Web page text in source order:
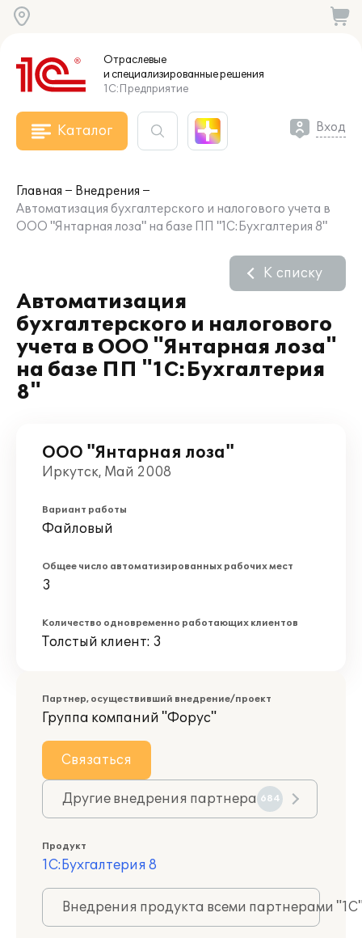
Отраслевые
и специализированныерешения
1С:Предприятие
Каталог Вход
Главная
Внедрения
Автоматизация бухгалтерского и налогового учета в
ООО "Янтарная лоза" на базе ПП "1С:Бухгалтерия 8"
Автоматизация
бухгалтерского и налогового
учета в ООО "Янтарная лоза"
на базе ПП "1С:Бухгалтерия
8"
К списку
ООО "Янтарная лоза"
Иркутск, Май 2008
Вариант работы
Файловый
Общее число автоматизированных рабочих мест
3
Количество одновременно работающих клиентов
Толстый клиент: 3
Партнер, осуществивший внедрение/проект
Группа компаний "Форус"
Связаться
Другие внедрения партнера 684
Продукт
1С:Бухгалтерия 8
Внедрения продукта всеми партнерами